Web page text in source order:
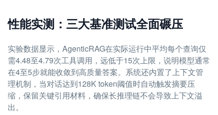
性能实测：三大基准测试全面碾压
实验数据显示，AgenticRAG在实际运行中平均每个查询仅
需4.48至4.79次工具调用，远低于15次上限，说明模型通常
在4至5步就能收敛到高质量答案。系统还内置了上下文管
理机制，当对话达到128K token阈值时自动触发摘要压
缩，保留关键引用材料，确保长推理链不会导致上下文溢
出。